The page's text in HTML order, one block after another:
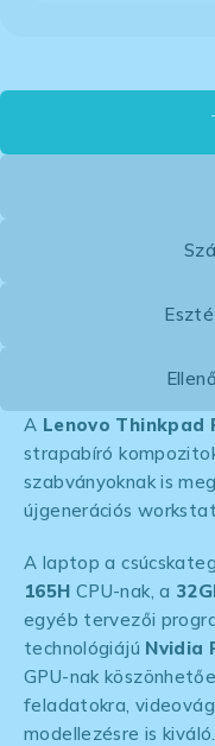
A Lenovo Thinkpad
strapabíró
szabványoknak is
újgenerációs
A laptop a
165H CPU-nak, a
egyéb tervezői
technológiájú Nvidia
GPU-nak
feladatokra,
modellezésre is kiváló.